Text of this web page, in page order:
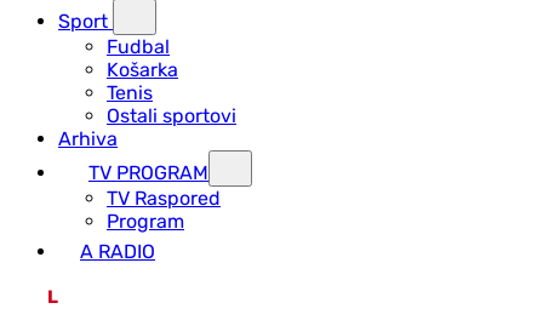
Sport
Fudbal
Košarka
Tenis
Ostali sportovi
Arhiva
TV PROGRAM
ТV Raspored
Program
A RADIO
L